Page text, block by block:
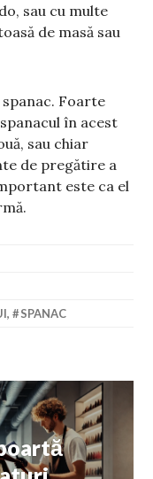
sau cu multe
de masă sau
Foarte
în acest
sau chiar
de pregătire a
este ca el
, SPANAC